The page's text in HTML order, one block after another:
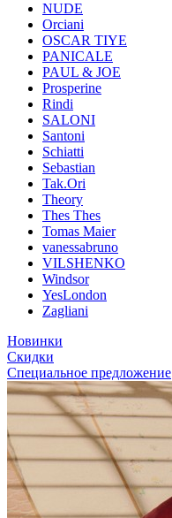
NUDE
Orciani
OSCAR TIYE
PANICALE
PAUL & JOE
Prosperine
Rindi
SALONI
Santoni
Schiatti
Sebastian
Tak.Ori
Theory
Thes Thes
Tomas Maier
vanessabruno
VILSHENKO
Windsor
YesLondon
Zagliani
Новинки
Скидки
Специальное предложение